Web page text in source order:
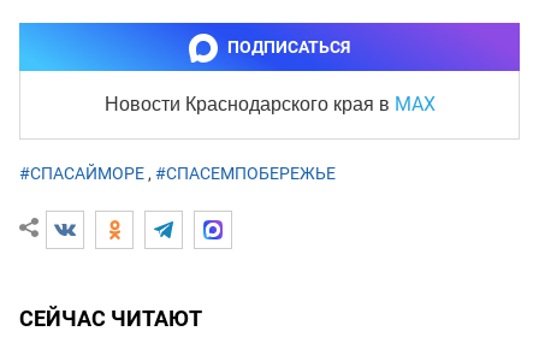
ПОДПИСАТЬСЯ
Новости Краснодарского края в MAX
#СПАСАЙМОРЕ , #СПАСЕМПОБЕРЕЖЬЕ
СЕЙЧАС ЧИТАЮТ